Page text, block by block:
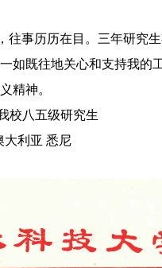
事历历在目。三年研究
既往地关心和支持我的
精神。
校八五级研究生
大利亚 悉尼